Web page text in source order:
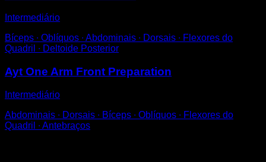
Intermediário
Bíceps ∙ Oblíquos ∙ Abdominais ∙ Dorsais ∙ Flexores do
Quadril ∙ Deltoide Posterior
Ayt One Arm Front Preparation
Intermediário
Abdominais ∙ Dorsais ∙ Bíceps ∙ Oblíquos ∙ Flexores do
Quadril ∙ Antebraços